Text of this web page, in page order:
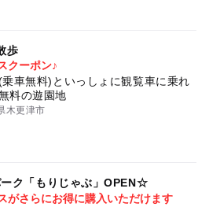
歩
クーポン♪
車無料)といっしょに観覧車に乗れ
料の遊園地
木更津市
ク「もりじゃぶ」OPEN☆
がさらにお得に購入いただけます